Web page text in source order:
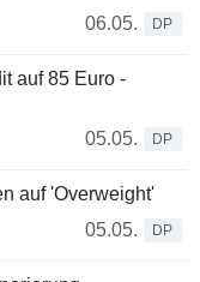
06.05.
DP
auf 85 Euro -
05.05.
DP
auf 'Overweight'
05.05.
DP